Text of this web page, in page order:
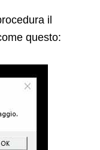
il
questo: